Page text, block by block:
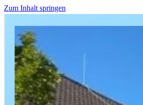
Zum Inhalt springen